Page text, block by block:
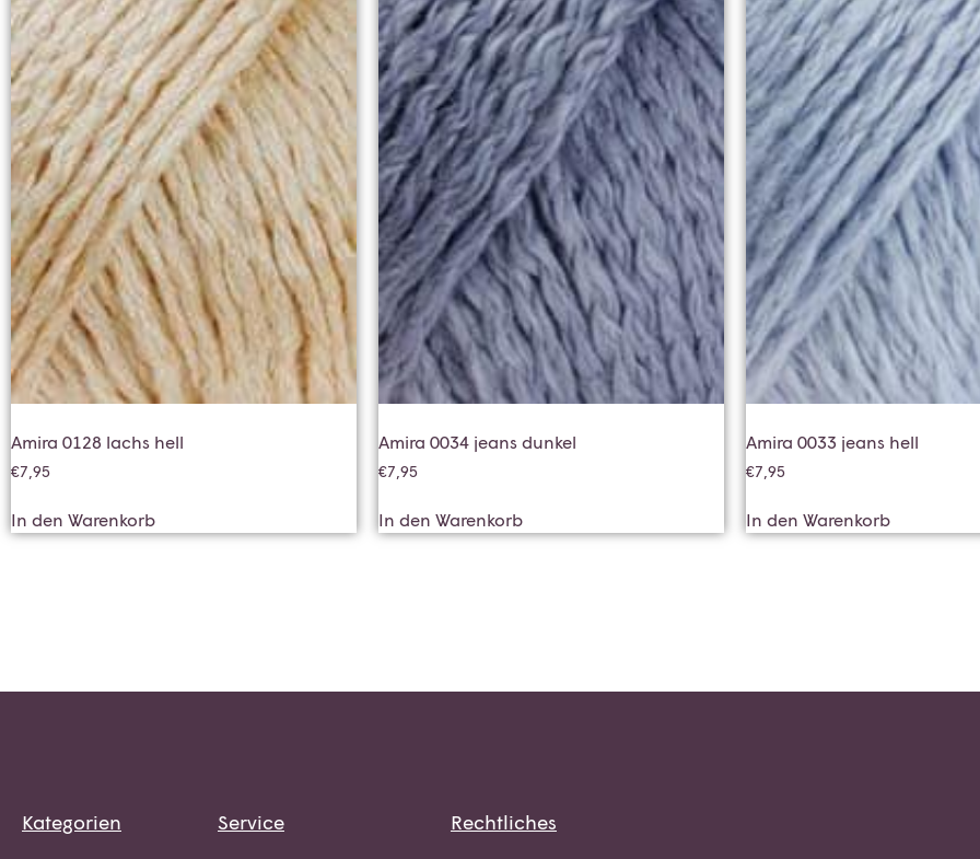
Amira 0128 lachs hell
€7,95
In den Warenkorb
Amira 0034 jeans dunkel
€7,95
In den Warenkorb
Amira 0033 jeans hell
€7,95
In den Warenkorb
Kategorien Service Rechtliches